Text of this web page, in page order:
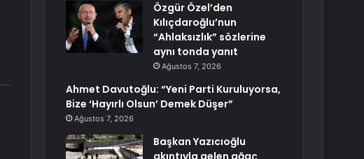
Özgür Özel’den
Kılıçdaroğlu’nun
“Ahlaksızlık” sözlerine
aynı tonda yanıt
Ağustos 7, 2026
Ahmet Davutoğlu: “Yeni Parti Kuruluyorsa,
Bize ‘Hayırlı Olsun’ Demek Düşer”
Ağustos 7, 2026
Başkan Yazıcıoğlu
akıntıyla gelen ağaç